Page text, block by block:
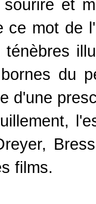
et
ce mot de
du
d'une
films.